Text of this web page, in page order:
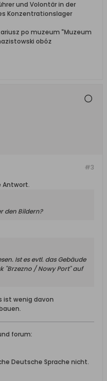
und Volontär in der
Konzentrationslager
po muzeum "Muzeum
obóz
#3
Antwort.
den Bildern?
Ist es evtl. das Gebäude
"Brzezno / Nowy Port" auf
ist wenig davon
forum:
Deutsche Sprache nicht.